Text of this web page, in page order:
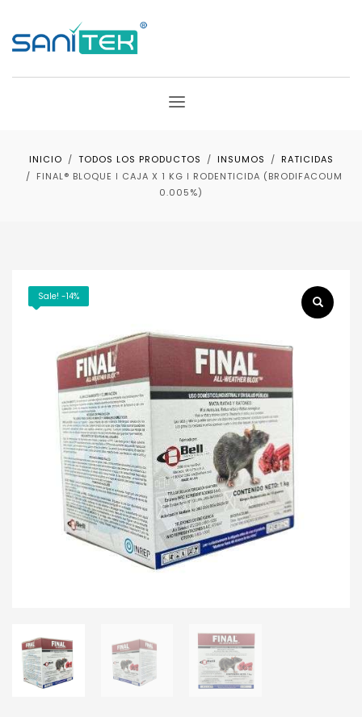
INICIO TODOS LOS PRODUCTOS INSUMOS
RATICIDAS
FINAL® BLOQUE ǀ CAJA X 1 KG ǀ RODENTICIDA (BRODIFACOUM
0.005%)
Sale! -14%